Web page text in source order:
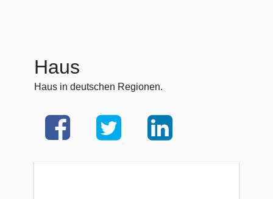
Haus
Haus in deutschen Regionen.